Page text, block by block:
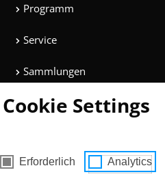
Programm
Service
Sammlungen
Magazine
Unterhaltung
Cookie Settings
Erforderlich Analytics